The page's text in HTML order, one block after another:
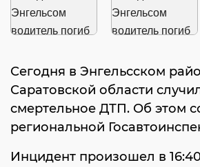
Сегодня в Энгельсском
Саратовской области
смертельное ДТП. Об этом
региональной
Инцидент произошел в